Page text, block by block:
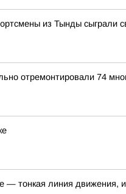
из Тынды сыграли
отремонтировали 74
— тонкая линия движения,